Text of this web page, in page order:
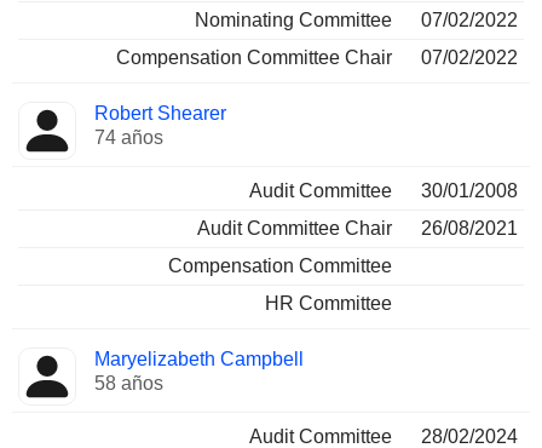
Nominating Committee
07/02/2022
Compensation Committee Chair
07/02/2022
Robert Shearer
74 años
Audit Committee
30/01/2008
Audit Committee Chair
26/08/2021
Compensation Committee
HR Committee
Maryelizabeth Campbell
58 años
Audit Committee
28/02/2024